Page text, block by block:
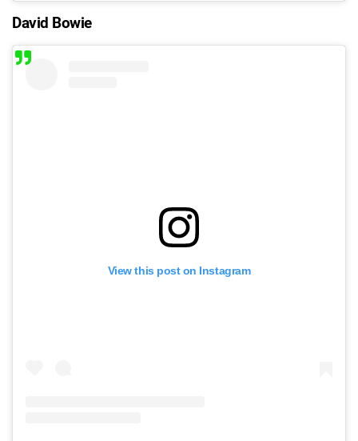
David Bowie
View this post on Instagram